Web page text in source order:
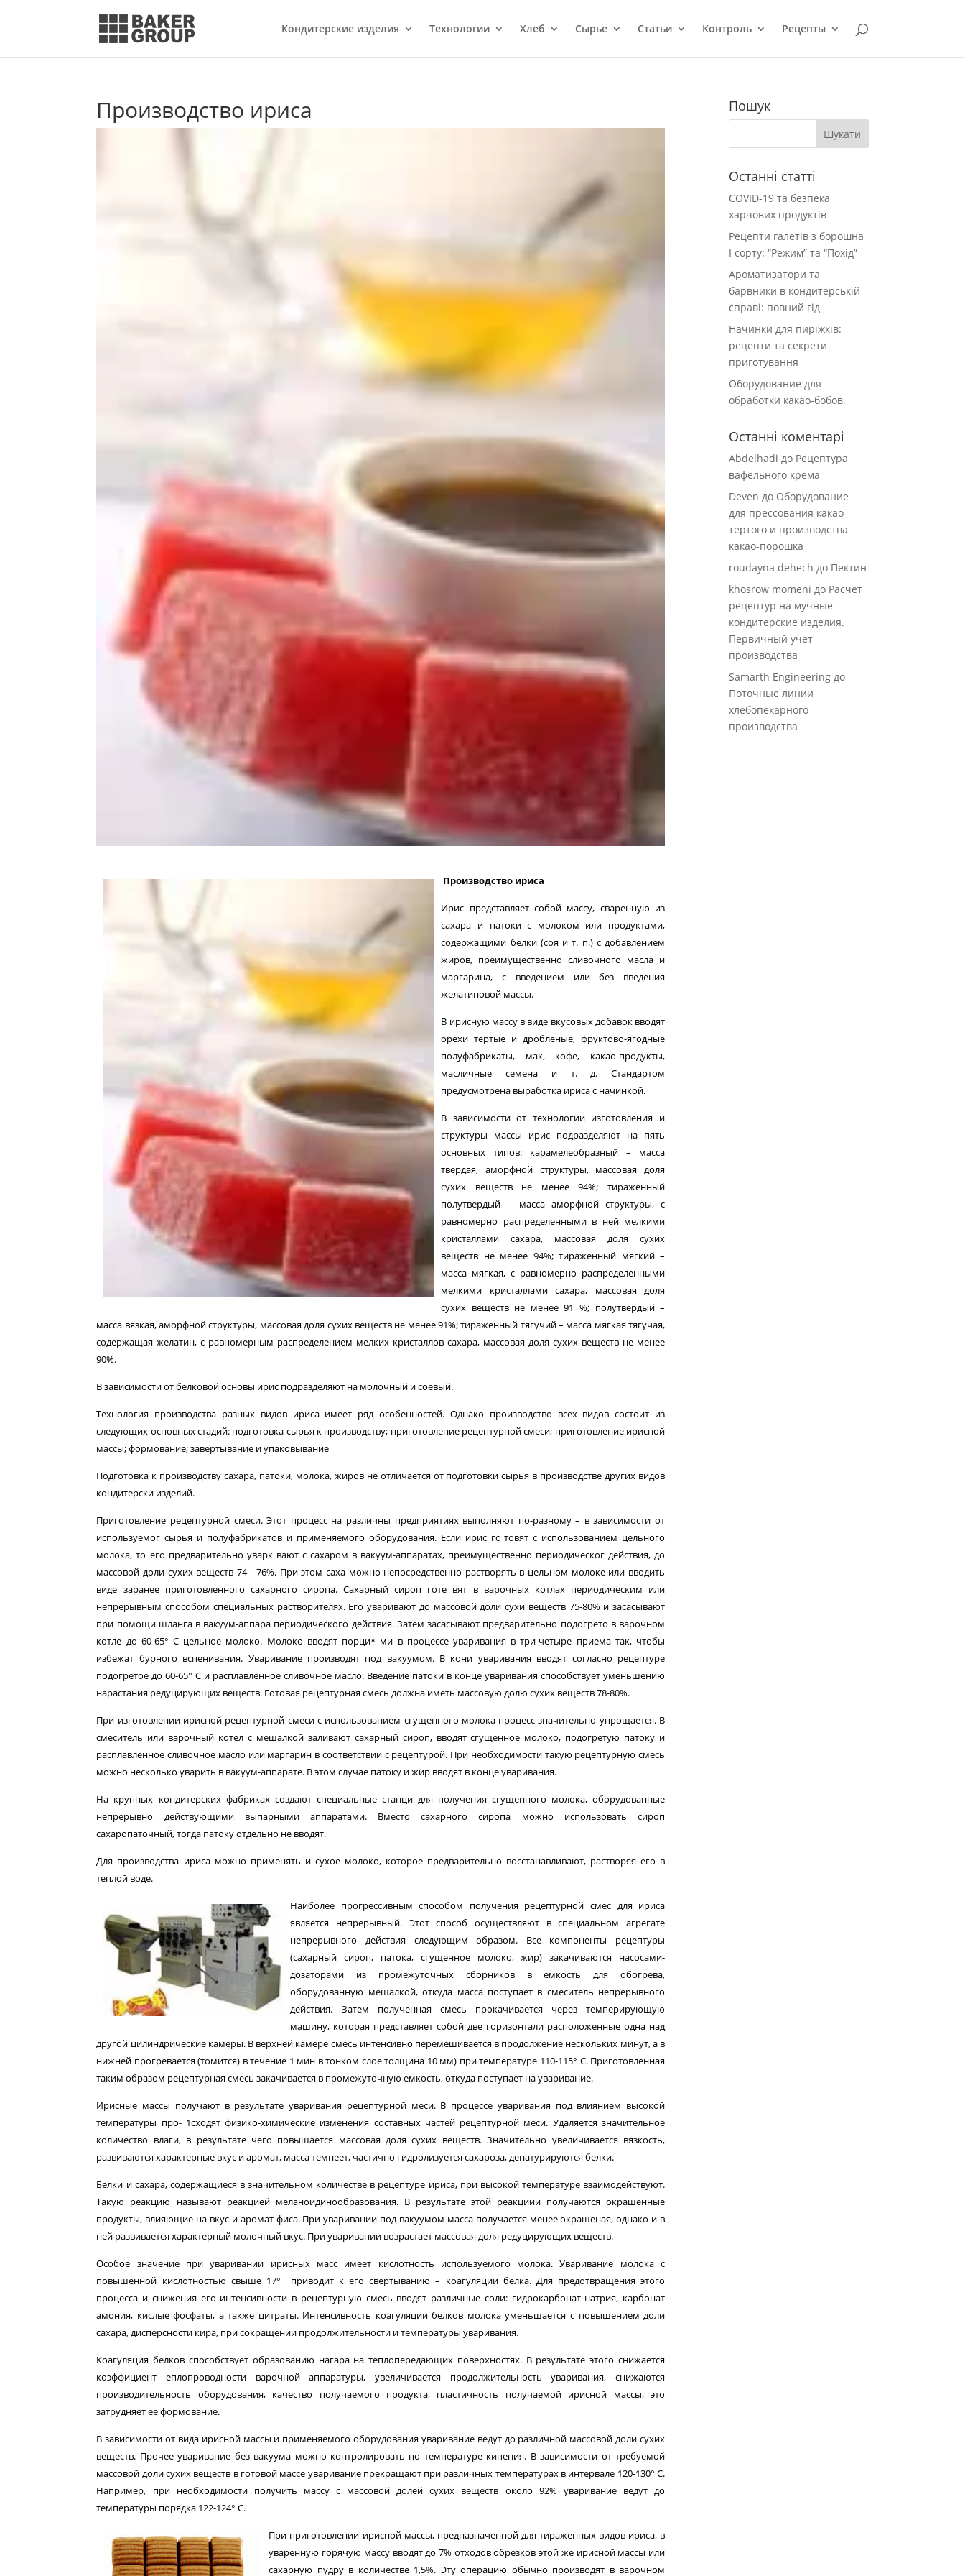
Кондитерcкие изделия Технологии Хлеб Сырье Статьи Контроль Рецепты
Производство ириса
Производство ириса
Ирис представляет собой массу, сваренную из
сахара и патоки с мо­локом или продуктами,
содержащими белки (соя и т. п.) с добавлением
жиров, преимущественно сливочного масла и
маргарина, с введением или без введения
желатиновой массы.
В ирисную массу в виде вкусовых добавок вводят
орехи тертые и дробленые, фруктово-ягодные
полуфабрикаты, мак, кофе, какао-продук­ты,
масличные семена и т. д. Стандартом
предусмотрена выработка ири­са с начинкой.
В зависимости от технологии изготовления и
структуры массы ирис подразделяют на пять
основных типов: карамелеобразный – масса
твердая, аморфной структуры, массовая доля
сухих веществ не менее 94%; тираженный
полутвердый – масса аморфной структуры, с
равно­мерно распределенными в ней мелкими
кристаллами сахара, массовая доля сухих
веществ не менее 94%; тираженный мягкий –
масса мягкая, с равномерно распределенными
мелкими кристаллами сахара, массовая доля
сухих веществ не менее 91 %; полутвердый –
масса вязкая, аморф­ной структуры, массовая доля сухих веществ не менее 91%; тиражен­ный тягучий – масса мягкая тягучая,
содержащая желатин, с равномер­ным распределением мелких кристаллов сахара, массовая доля сухих веществ не менее
90%.
В зависимости от белковой основы ирис подразделяют на молоч­ный и соевый.
Технология производства разных видов ириса имеет ряд особенно­стей. Однако производство всех видов состоит из
следующих основных стадий: подготовка сырья к производству; приготовление рецептурной смеси; приготовление ирисной
массы; формование; завертывание и упа­ковывание
Подготовка к производству сахара, патоки, молока, жиров не отличается от подготовки сырья в производстве других видов
кондитерски изделий.
Приготовление рецептурной смеси. Этот процесс на различны предприятиях выполняют по-разному – в зависимости от
используемог сырья и полуфабрикатов и применяемого оборудования. Если ирис гс товят с использованием цельного
молока, то его предварительно уварк вают с сахаром в вакуум-аппаратах, преимущественно периодическог действия, до
массовой доли сухих веществ 74—76%. При этом саха можно непосредственно растворять в цельном молоке или вводить
виде заранее приготовленного сахарного сиропа. Сахарный сироп готе вят в варочных котлах периодическим или
непрерывным способом специальных растворителях. Его уваривают до массовой доли сухи веществ 75-80% и засасывают
при помощи шланга в вакуум-аппара периодического действия. Затем засасывают предварительно подогрето в варочном
котле до 60-65° С цельное молоко. Молоко вводят порци* ми в процессе уваривания в три-четыре приема так, чтобы
избежат бурного вспенивания. Уваривание производят под вакуумом. В кони уваривания вводят согласно рецептуре
подогретое до 60-65° С и расплавленное сливочное масло. Введение патоки в конце уваривания способствует уменьшению
нарастания редуцирующих веществ. Готовая рецептурная смесь должна иметь массовую долю сухих веществ 78-80%.
При изготовлении ирисной рецептурной смеси с использованием сгущенного молока процесс значительно упрощается. В
смеситель или варочный котел с мешалкой заливают сахарный сироп, вводят сгущенное молоко, подогретую патоку и
расплавленное сливочное масло или маргарин в соответствии с рецептурой. При необходимости такую рецептурную смесь
можно несколько уварить в вакуум-аппарате. В этом случае патоку и жир вводят в конце уваривания.
На крупных кондитерских фабриках создают специальные станци для получения сгущенного молока, оборудованные
непрерывно действующими выпарными аппаратами. Вместо сахарного сиропа можно использовать сироп
сахаропаточный, тогда патоку отдельно не вводят.
Для производства ириса можно применять и сухое молоко, которое предварительно восстанавливают, растворяя его в
теплой воде.
Наиболее прогрессивным способом получения рецептурной смес для ириса
является непрерывный. Этот способ осуществляют в специальном агрегате
непрерывного действия следующим образом. Все компоненты рецептуры
(сахарный сироп, патока, сгущенное молоко, жир) закачиваются насосами-
дозаторами из промежуточных сборников в емкость для обогрева,
оборудованную мешалкой, откуда масса поступает в смеситель непрерывного
действия. Затем полученная смесь прокачивается через темперирующую
машину, которая представляет собой две горизонтали расположенные одна над
другой цилиндрические камеры. В верхней камере смесь интенсивно перемешивается в продолжение нескольких минут, а в
нижней прогревается (томится) в течение 1 мин в тонком слое толщина 10 мм) при температуре 110-115° С. Приготовленная
таким образом рецептурная смесь закачивается в промежуточную емкость, откуда поступает на уваривание.
Ирисные массы получают в результате уваривания рецептурной меси. В процессе уваривания под влиянием высокой
температуры про- 1сходят физико-химические изменения составных частей рецептурной меси. Удаляется значительное
количество влаги, в результате чего по­вышается массовая доля сухих веществ. Значительно увеличивается вязкость,
развиваются характерные вкус и аромат, масса темнеет, частично гидролизуется сахароза, денатурируются белки.
Белки и сахара, содержащиеся в значительном количестве в рецептуре ириса, при высокой температуре взаимодействуют.
Такую реакцию называют реакцией меланоидинообразования. В результате этой реакциии получаются окрашенные
продукты, влияющие на вкус и аромат фиса. При уваривании под вакуумом масса получается менее окрашеная, однако и в
ней развивается характерный молочный вкус. При уваривании возрастает массовая доля редуцирующих веществ.
Особое значение при уваривании ирисных масс имеет кислотность используемого молока. Уваривание молока с
повышенной кислотностью свыше 17° приводит к его свертыванию – коагуляции белка. Для предотвращения этого
процесса и снижения его интенсивности в рецептур­ную смесь вводят различные соли: гидрокарбонат натрия, карбонат
амония, кислые фосфаты, а также цитраты. Интенсивность коагуляции белков молока уменьшается с повышением доли
сахара, дисперсности кира, при сокращении продолжительности и температуры уваривания.
Коагуляция белков способствует образованию нагара на теплопередающих поверхностях. В результате этого снижается
коэффициент еплопроводности варочной аппаратуры, увеличивается продолжительность уваривания, снижаются
производительность оборудования, качество получаемого продукта, пластичность получаемой ирисной массы, это
затрудняет ее формование.
В зависимости от вида ирисной массы и применяемого оборудования уваривание ведут до различной массовой доли сухих
веществ. Про­чее уваривание без вакуума можно контролировать по температуре кипения. В зависимости от требуемой
массовой доли сухих веществ в готовой массе уваривание прекращают при различных температурах в интервале 120-130° С.
Например, при необходимости получить массу с массовой долей сухих веществ около 92% уваривание ведут до
температуры порядка 122-124° С.
При приготовлении ирисной массы, предназначенной для тираженных видов ириса, в
уваренную горячую массу вводят до 7% отходов обрезков этой же ирисной массы или
сахарную пудру в количестве 1,5%. Эту операцию обычно производят в варочном
Пошук
Останні статті
COVID-19 та безпека
харчових продуктів
Рецепти галетів з борошна
І сорту: “Режим” та “Похід”
Ароматизатори та
барвники в кондитерській
справі: повний гід
Начинки для пиріжків:
рецепти та секрети
приготування
Оборудование для
обработки какао-бобов.
Останні коментарі
Abdelhadi до Рецептура
вафельного крема
Deven до Оборудование
для прессования какао
тертого и производства
какао-порошка
roudayna dehech до Пектин
khosrow momeni до Расчет
рецептур на мучные
кондитерские изделия.
Первичный учет
производства
Samarth Engineering до
Поточные линии
хлебопекарного
производства